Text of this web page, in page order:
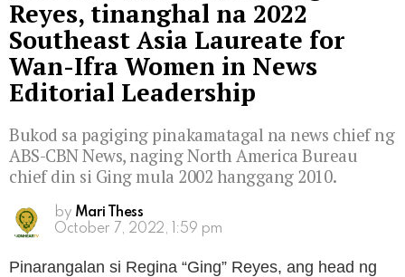
Reyes, tinanghal na 2022
Southeast Asia Laureate for
Wan-Ifra Women in News
Editorial Leadership
Bukod sa pagiging pinakamatagal na news chief ng
ABS-CBN News, naging North America Bureau
chief din si Ging mula 2002 hanggang 2010.
by Mari Thess
October 7, 2022, 1:59 pm
Pinarangalan si Regina “Ging” Reyes, ang head ng